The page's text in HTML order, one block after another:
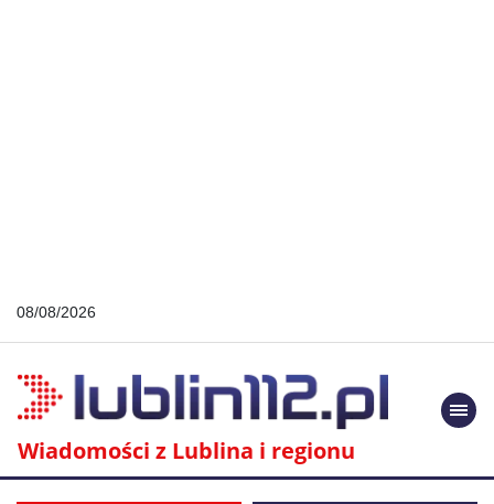
08/08/2026
Wiadomości z Lublina i regionu